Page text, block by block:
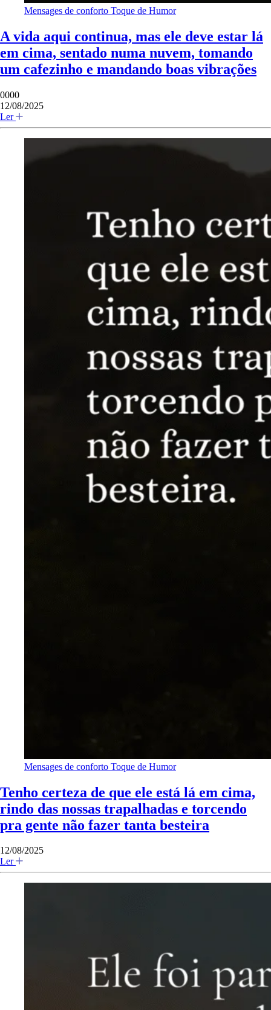
Mensages de conforto Toque de Humor
A vida aqui continua, mas ele deve estar lá
em cima, sentado numa nuvem, tomando
um cafezinho e mandando boas vibrações
0000
12/08/2025
Ler
Mensages de conforto Toque de Humor
Tenho certeza de que ele está lá em cima,
rindo das nossas trapalhadas e torcendo
pra gente não fazer tanta besteira
12/08/2025
Ler